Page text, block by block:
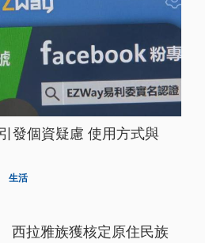
發個資疑慮 使用方式與
生活
西拉雅族獲核定原住民族